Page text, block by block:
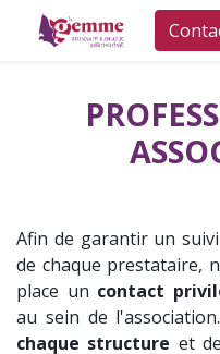
Afin de garantir un suivi
de chaque prestataire,
place un contact
au sein de
chaque structure et